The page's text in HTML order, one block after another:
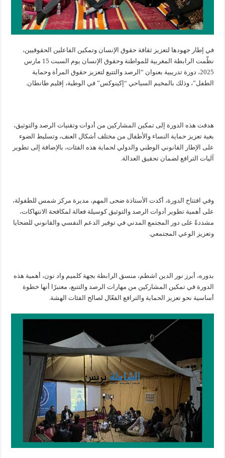
في إطار جهودها لتعزيز ثقافة حقوق الإنسان وتمكين الفاعلين الحقوقيين،
نظّمت الرابطة المغربية للمواطنة وحقوق الإنسان يوم السبت 15 مارس
2025، دورة تدريبية بعنوان “الرصد والتتبع لتعزيز حقوق المرأة وحماية
الطفل”، وذلك بالمخيم السياحي “إكينوكس” في الوطية، إقليم طانطان.
هدفت هذه الدورة إلى تمكين المشاركين من أدوات وتقنيات الرصد والتوثيق،
بغية تعزيز حماية النساء والأطفال من مختلف أشكال العنف، وتسليط الضوء
على الإطار القانوني الوطني والدولي لحماية هذه الفئات، بالإضافة إلى تطوير
آليات الترافع لضمان تحقيق العدالة.
وفي افتتاح الدورة، أكدت الأستاذة ضحى المهم، مديرة مركز شمس للطفولة،
على أهمية تطوير أدوات الرصد والتوثيق كوسيلة فعالة لمكافحة الانتهاكات،
مشددةً على دور المجتمع المدني في توفير الدعم النفسي والقانوني للضحايا
وتعزيز الوعي المجتمعي.
بدوره، أبرز نور الدين اشطم، منسق الرابطة بجهة كلميم واد نون، أهمية هذه
الدورة في تمكين المشاركين من مهارات الرصد والتتبع، معتبرًا أنها خطوة
أساسية نحو تعزيز الحماية والترافع الفعّال لصالح الفئات الهشة.